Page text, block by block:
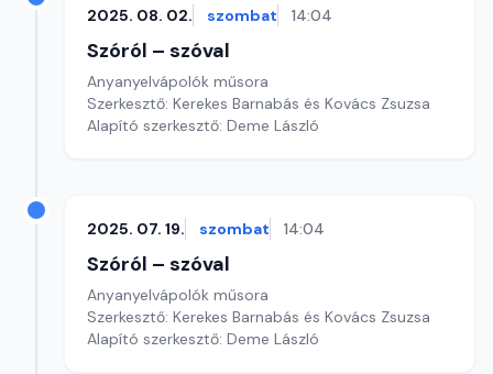
2025. 08. 02. szombat 14:04
Szóról – szóval
Anyanyelvápolók műsora
Szerkesztő: Kerekes Barnabás és Kovács Zsuzsa
Alapító szerkesztő: Deme László
2025. 07. 19. szombat 14:04
Szóról – szóval
Anyanyelvápolók műsora
Szerkesztő: Kerekes Barnabás és Kovács Zsuzsa
Alapító szerkesztő: Deme László